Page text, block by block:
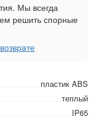
пластик ABS
теплый
IP65
Мы всегда
решить спорные